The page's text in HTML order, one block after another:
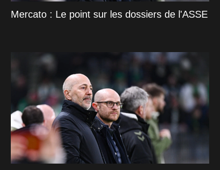
Mercato : Le point sur les dossiers de l'ASSE